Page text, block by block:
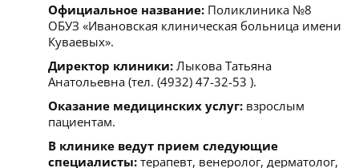
Официальное название: Поликлиника №8
ОБУЗ «Ивановская клиническая больница имени
Куваевых».
Директор клиники: Лыкова Татьяна
Анатольевна (тел. (4932) 47-32-53 ).
Оказание медицинских услуг: взрослым
пациентам.
В клинике ведут прием следующие
специалисты: терапевт, венеролог, дерматолог,